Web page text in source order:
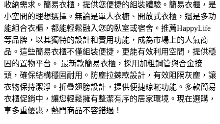
收納需求。簡易衣櫃，提供您便捷的組裝體驗。簡易衣櫃，是
小空間的理想選擇。無論是單人衣櫥、開放式衣櫃，還是多功
能組合衣櫃，都能輕鬆融入您的臥室或宿舍。推薦HappyLife
等品牌，以其獨特的設計和實用功能，成為市場上的人氣商
品。這些簡易衣櫃不僅組裝便捷，更能有效利用空間，提供穩
固的置物平台。 最新款簡易衣櫃，採用加粗鋼管與合金接
頭，確保結構穩固耐用。防塵拉鍊款設計，有效阻隔灰塵，讓
衣物保持潔淨。折疊翅膀設計，提供便捷晾曬功能。多款簡易
衣櫃促銷中，讓您輕鬆擁有整潔有序的居家環境。現在選購，
享多重優惠，熱門商品不容錯過！